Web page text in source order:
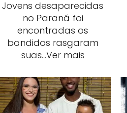
Jovens desaparecidas
no Paraná foi
encontradas os
bandidos rasgaram
suas…Ver mais